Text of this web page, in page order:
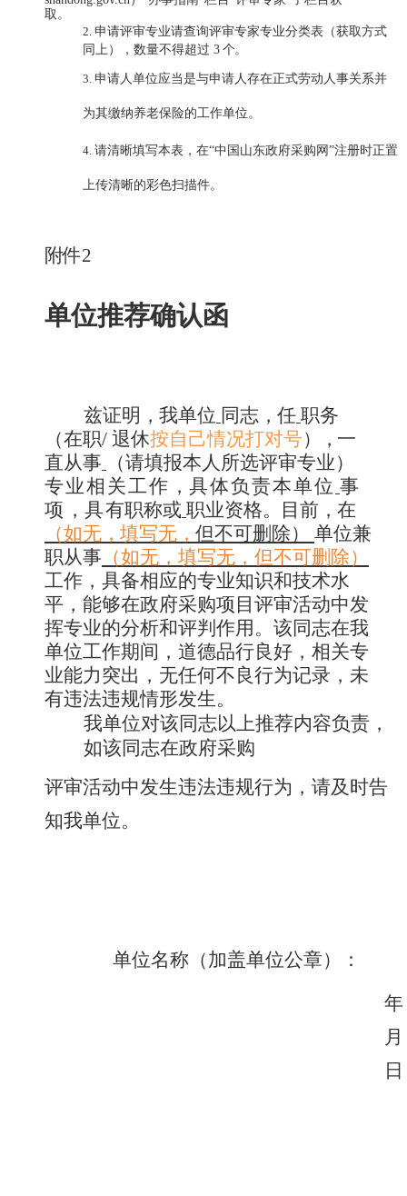
取。
2. 申请评审专业请查询评审专家专业分类表（获取方式
同上）
，数量不得超过 3 个。
3. 申请人单位应当是与申请人存在正式劳动人事关系并
为其缴纳养老保险的工作单位。
4. 请清晰填写本表，在“中国山东政府采购网”注册时正置
上传清晰的彩色扫描件。
附件2
单位推荐确认函
兹证明 ， 我单位 同志， 任 职务
（在职/ 退休按自己情况打对号）， 一
直从事
（请填报本人所选评审专业）
专业相 关工作 ， 具体负 责本单位 事
项 ， 具有职称或 职业资格。 目前 ， 在
（如无， 填写无， 但不可删除） 单位兼
职从事 （如无，填写无， 但不可删除）
工作， 具备相应的专业知识和技术水
平，能够在政府采购项目评审活动中发
挥专业的分析和评判 作用。该同志在我
单位工作期间，道德品行良好， 相关专
业能力突出，无任何不良行为记录，未
有违法违规情形发生。
我单位对该同志以上推荐内容负责，
如该同志在政府采购
评审活动中发生违法违规行为，请及时告
知我单位。
单位名称（加盖单位公章）：
年
月
日